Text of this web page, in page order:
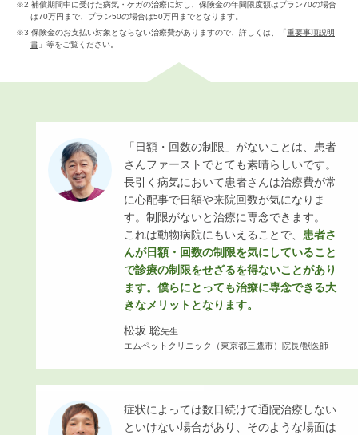
※2 補償期間中に受けた病気・ケガの治療に対し、保険金の年間限度額はプラン70の場合
は70万円まで、プラン50の場合は50万円までとなります。
※3 保険金のお支払い対象とならない治療費がありますので、詳しくは、「 重要事項説明
書 」等をご覧ください。
「日額・回数の制限」がないことは、患者
さんファーストでとても素晴らしいです。
長引く病気において患者さんは治療費が常
に心配事で日額や来院回数が気になりま
す。制限がないと治療に専念できます。
これは動物病院にもいえることで、 患者さ
んが日額・回数の制限を気にしていること
で診療の制限をせざるを得ないことがあり
ます。僕らにとっても治療に専念できる大
きなメリットとなります。
松坂 聡先生
エムペットクリニック（東京都三鷹市）院長/獣医師
症状によっては数日続けて通院治療しない
といけない場合があり、そのような場面は